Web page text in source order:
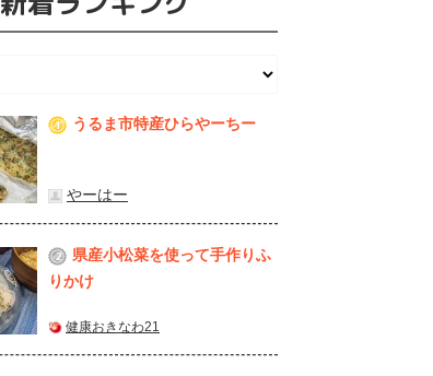
1 うるま市特産ひらやーちー
やーはー
2
県産⼩松菜を使って⼿作りふ
りかけ
健康おきなわ21